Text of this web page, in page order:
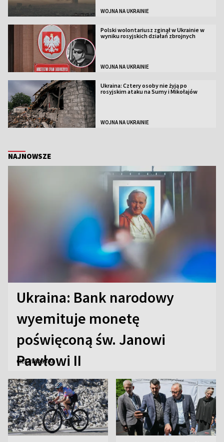
WOJNA NA UKRAINIE
Polski wolontariusz zginął w Ukrainie w
wyniku rosyjskich działań zbrojnych
WOJNA NA UKRAINIE
Ukraina: Cztery osoby nie żyją po
rosyjskim ataku na Sumy i Mikołajów
WOJNA NA UKRAINIE
NAJNOWSZE
Ukraina: Bank narodowy
wyemituje monetę
poświęconą św. Janowi
Pawłowi II
CIEKAWOSTKI